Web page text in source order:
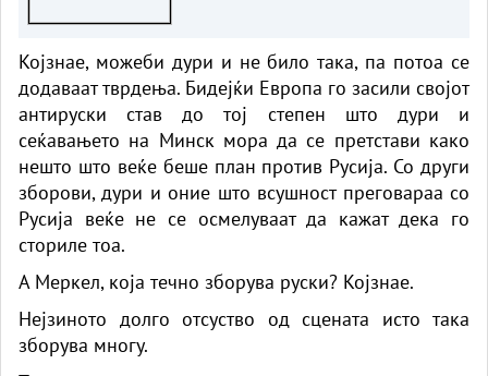
Којзнае, можеби дури и не било така, па потоа се
додаваат тврдења. Бидејќи Европа го засили својот
антируски став до тој степен што дури и
сеќавањето на Минск мора да се претстави како
нешто што веќе беше план против Русија. Со други
зборови, дури и оние што всушност преговараа со
Русија веќе не се осмелуваат да кажат дека го
сториле тоа.
А Меркел, која течно зборува руски? Којзнае.
Нејзиното долго отсуство од сцената исто така
зборува многу.